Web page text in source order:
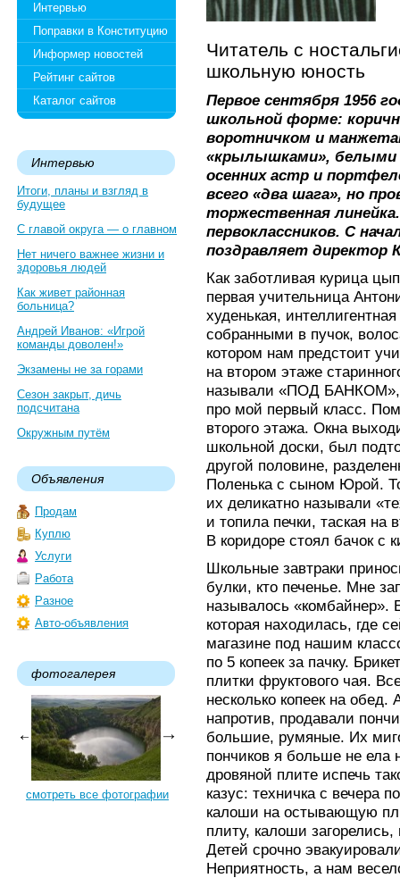
Интервью
Поправки в Конституцию
Информер новостей
Рейтинг сайтов
Каталог сайтов
Интервью
Итоги, планы и взгляд в
будущее
С главой округа — о главном
Нет ничего важнее жизни и
здоровья людей
Как живет районная
больница?
Андрей Иванов: «Игрой
команды доволен!»
Экзамены не за горами
Сезон закрыт, дичь
подсчитана
Окружным путём
Объявления
Продам
Куплю
Услуги
Работа
Разное
Авто-объявления
фотогалерея
смотреть все фотографии
Читатель с
школьную юность
Первое сентября 1956
школьной форме:
воротничком и
«крылышками», белыми
осенних астр и
всего «два шага», но
торжественная
первоклассников. С
поздравляет директор
Как заботливая курица
первая учительница
худенькая,
собранными в пучок,
котором нам предстоит
на втором этаже
называли «ПОД БАНКОМ»,
про мой первый класс.
второго этажа. Окна
школьной доски, был
другой половине,
Поленька с сыном Юрой.
их деликатно называли
и топила печки, таская на
В коридоре стоял бачок с
Школьные завтраки
булки, кто печенье. Мне
называлось «комбайнер».
которая находилась, где
магазине под нашим
по 5 копеек за пачку.
плитки фруктового чая.
несколько копеек на
напротив, продавали
большие, румяные. Их
пончиков я больше не ела
дровяной плите испечь
казус: техничка с вечера
калоши на остывающую
плиту, калоши
Детей срочно
Неприятность, а нам